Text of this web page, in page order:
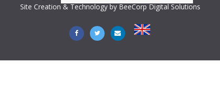
Site Creation & Technology by BeeCorp Digital Solutions